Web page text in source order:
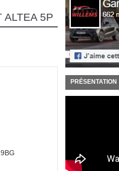
ALTEA 5P
PRÉSENTATION